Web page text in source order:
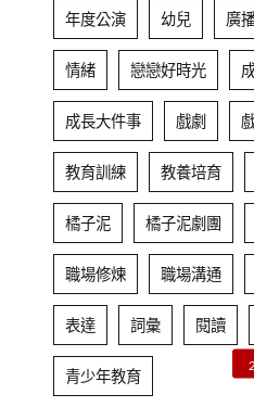
年度公演 幼兒 廣
情緒 戀戀好時光
成長大件事 戲劇
教育訓練 教養培育
橘子泥 橘子泥劇團
職場修煉 職場溝通
表達 詞彙 閱讀
青少年教育